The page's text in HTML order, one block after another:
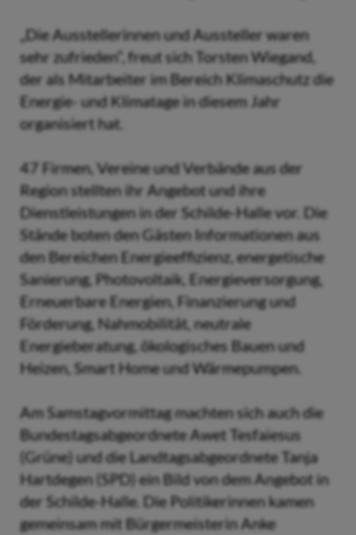
„Die Ausstellerinnen und Aussteller waren
sehr zufrieden“, freut sich Torsten Wiegand,
der als Mitarbeiter im Bereich Klimaschutz die
Energie- und Klimatage in diesem Jahr
organisiert hat.
47 Firmen, Vereine und Verbände aus der
Region stellten ihr Angebot und ihre
Dienstleistungen in der Schilde-Halle vor. Die
Stände boten den Gästen Informationen aus
den Bereichen Energieeffizienz, energetische
Sanierung, Photovoltaik, Energieversorgung,
Erneuerbare Energien, Finanzierung und
Förderung, Nahmobilität, neutrale
Energieberatung, ökologisches Bauen und
Heizen, Smart Home und Wärmepumpen.
Am Samstagvormittag machten sich auch die
Bundestagsabgeordnete Awet Tesfaiesus
(Grüne) und die Landtagsabgeordnete Tanja
Hartdegen (SPD) ein Bild von dem Angebot in
der Schilde-Halle. Die Politikerinnen kamen
gemeinsam mit Bürgermeisterin Anke